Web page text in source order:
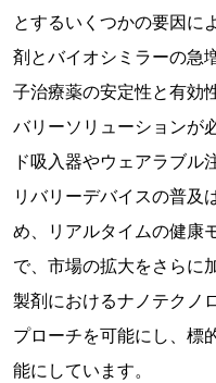
とするいくつかの要因に
剤とバイオシミラーの急
子治療薬の安定性と有効
バリーソリューションが
ド吸入器やウェアラブル
リバリーデバイスの普及
め、リアルタイムの健康
で、市場の拡大をさらに
製剤におけるナノテクノ
プローチを可能にし、標
能にしています。